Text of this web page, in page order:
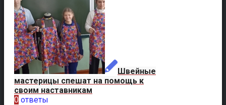
Швейные
мастерицы спешат на помощь к
своим наставникам
0 ответы